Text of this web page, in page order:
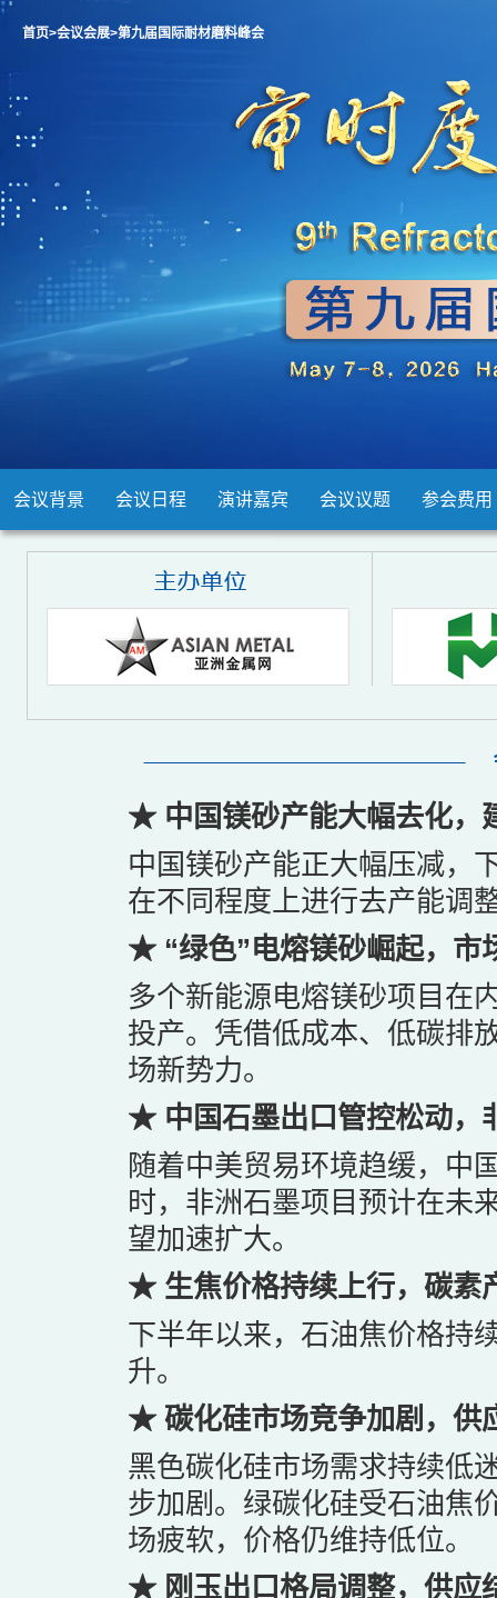
首页>会议会展>第九届国际耐材磨料峰会
会议背景 会议日程 演讲嘉宾 会议议题 参会费用
★ 中国镁砂产能大幅去化，
中国镁砂产能正大幅压减，
在不同程度上进行去产能调
★ “绿色”电熔镁砂崛起，市
多个新能源电熔镁砂项目在
投产。凭借低成本、低碳排
场新势力。
★ 中国石墨出口管控松动，
随着中美贸易环境趋缓，中
时，非洲石墨项目预计在未
望加速扩大。
★ 生焦价格持续上行，碳素
下半年以来，石油焦价格持
升。
★ 碳化硅市场竞争加剧，供
黑色碳化硅市场需求持续低
步加剧。绿碳化硅受石油焦
场疲软，价格仍维持低位。
★ 刚玉出口格局调整，供应